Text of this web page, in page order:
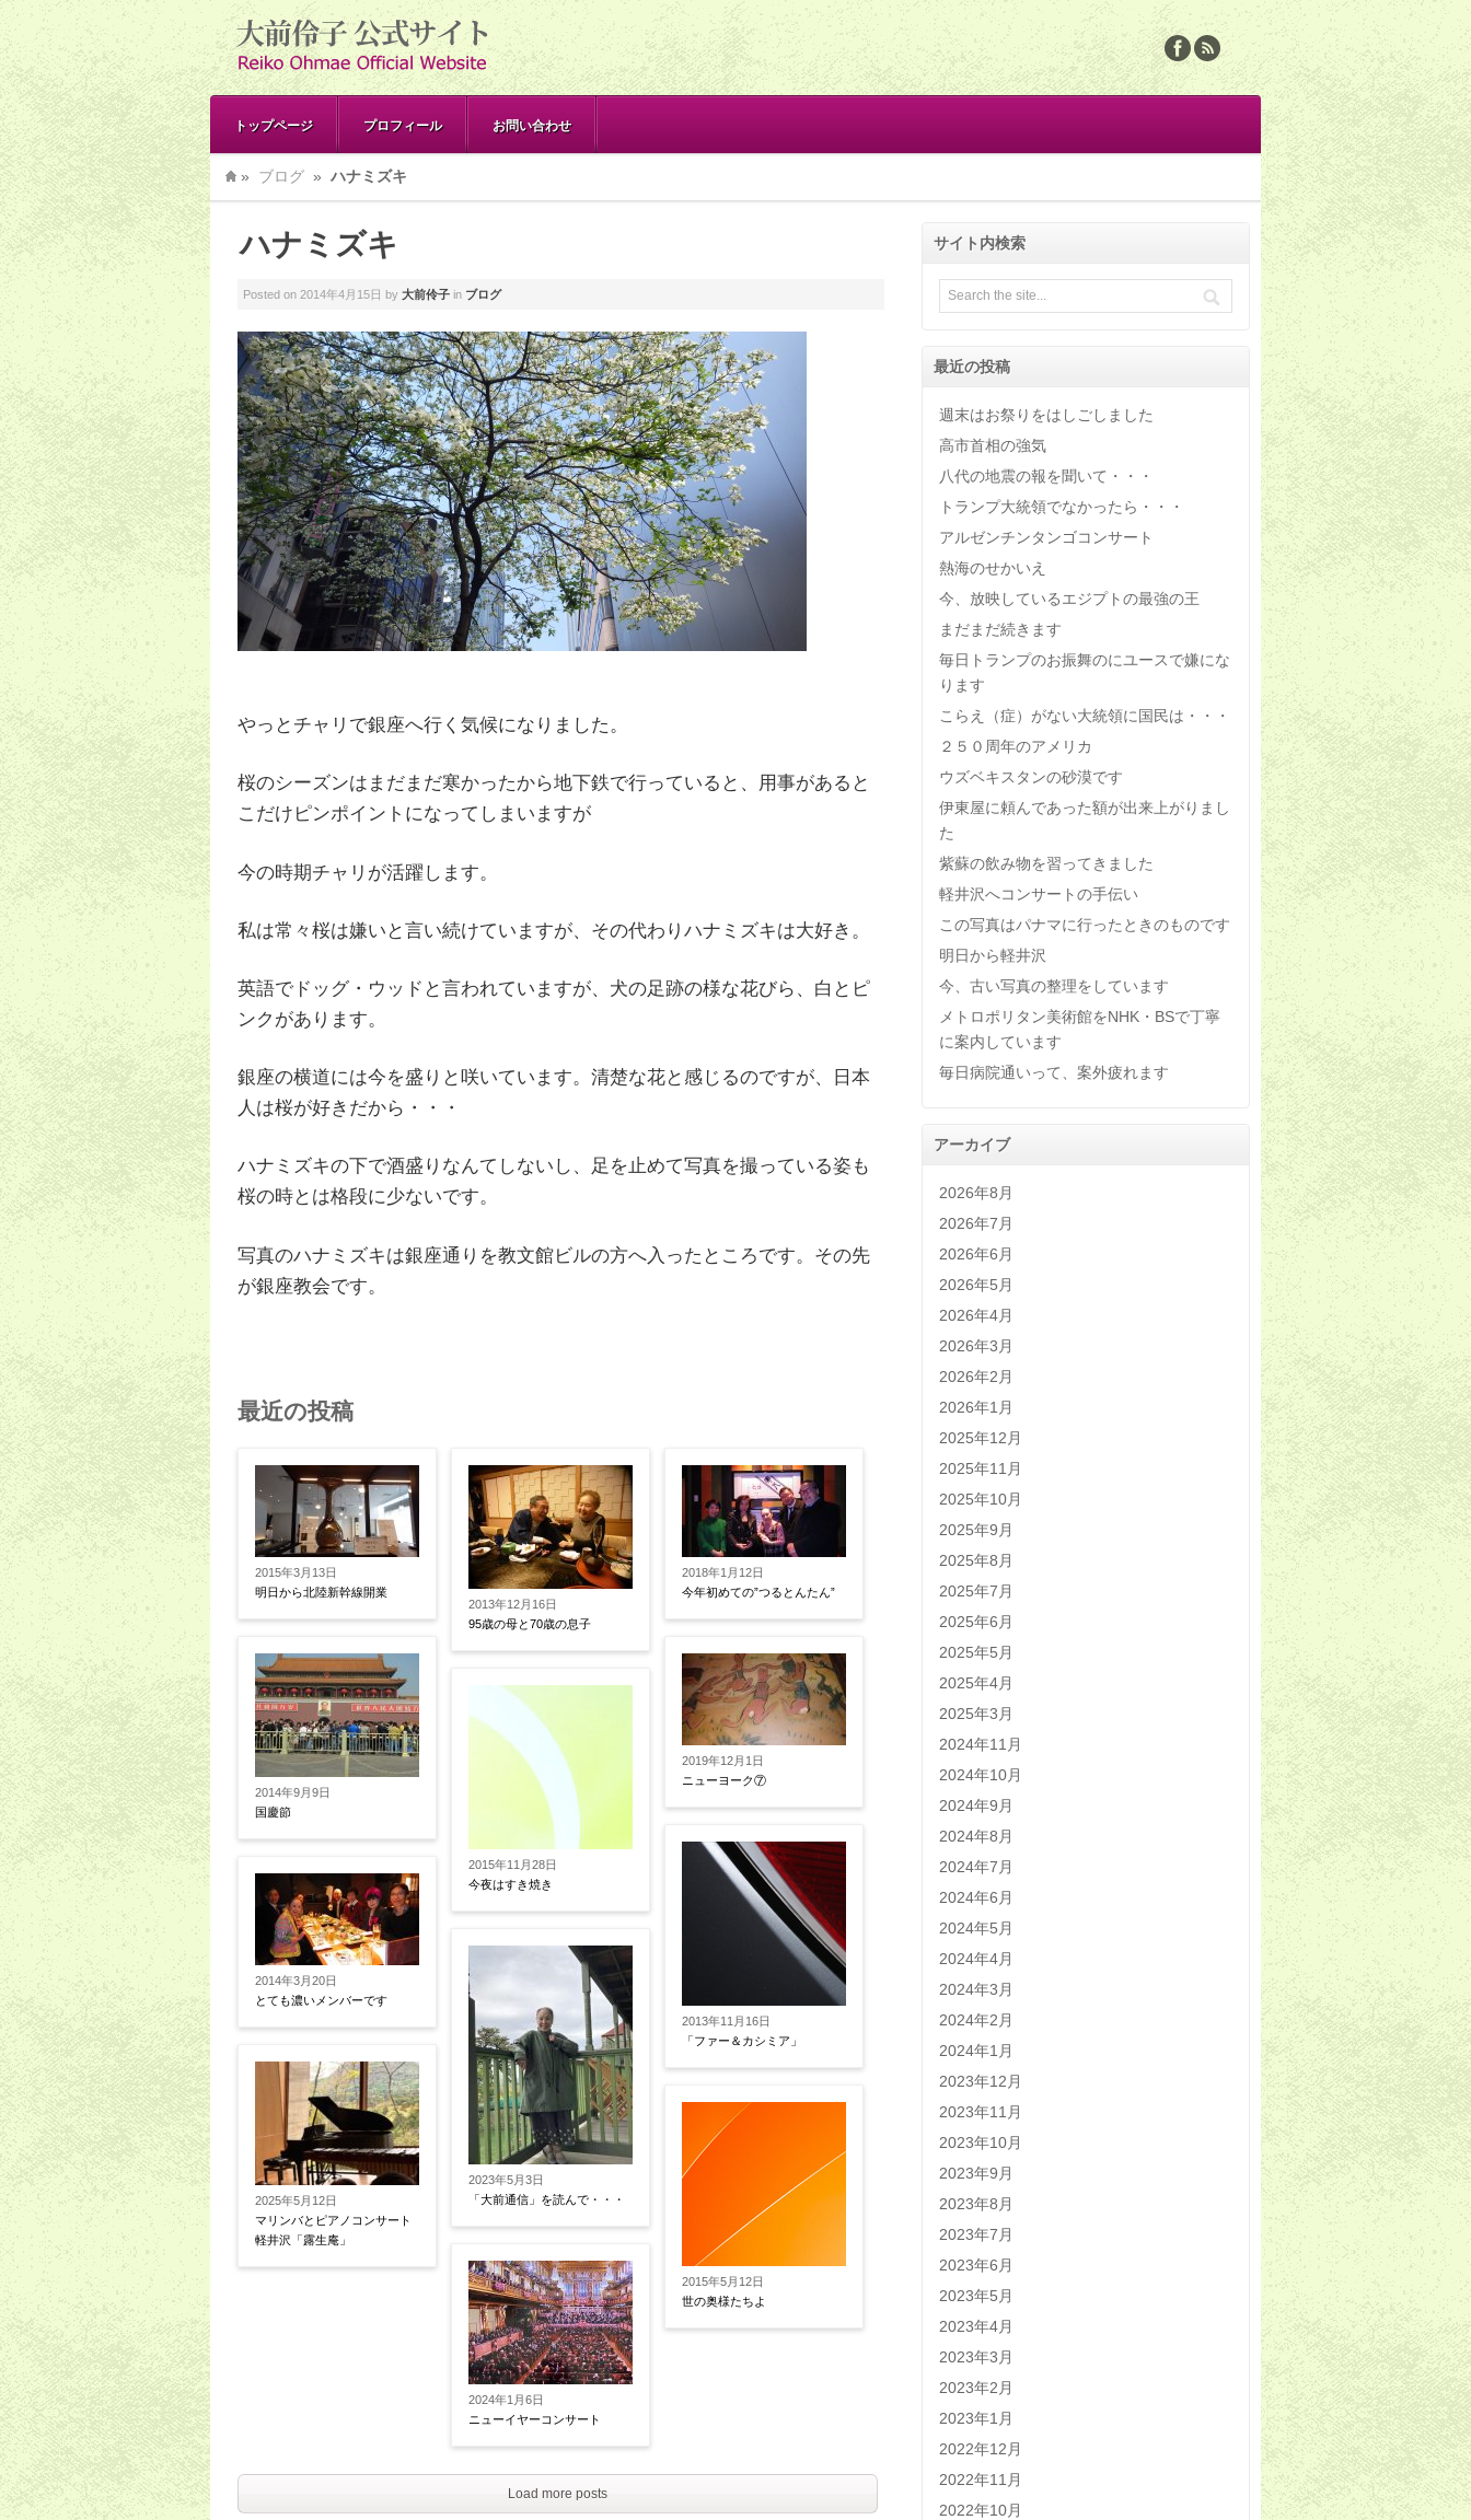
トップページ プロフィール お問い合わせ
» ブログ » ハナミズキ
ハナミズキ
Posted on 2014年4月15日 by 大前伶子 in ブログ
やっとチャリで銀座へ行く気候になりました。
桜のシーズンはまだまだ寒かったから地下鉄で行っていると、用事があると
こだけピンポイントになってしまいますが
今の時期チャリが活躍します。
私は常々桜は嫌いと言い続けていますが、その代わりハナミズキは大好き。
英語でドッグ・ウッドと言われていますが、犬の足跡の様な花びら、白とピ
ンクがあります。
銀座の横道には今を盛りと咲いています。清楚な花と感じるのですが、日本
人は桜が好きだから・・・
ハナミズキの下で酒盛りなんてしないし、足を止めて写真を撮っている姿も
桜の時とは格段に少ないです。
写真のハナミズキは銀座通りを教文館ビルの方へ入ったところです。その先
が銀座教会です。
最近の投稿
2015年3月13日
明日から北陸新幹線開業
2014年9月9日
国慶節
2014年3月20日
とても濃いメンバーです
2025年5月12日
マリンバとピアノコンサート
軽井沢「露生庵」
2013年12月16日
95歳の母と70歳の息子
2015年11月28日
今夜はすき焼き
2023年5月3日
「大前通信」を読んで・・・
2024年1月6日
ニューイヤーコンサート
2018年1月12日
今年初めての”つるとんたん”
2019年12月1日
ニューヨーク⑦
2013年11月16日
「ファー＆カシミア」
2015年5月12日
世の奥様たちよ
Load more posts
サイト内検索
最近の投稿
週末はお祭りをはしごしました
高市首相の強気
八代の地震の報を聞いて・・・
トランプ大統領でなかったら・・・
アルゼンチンタンゴコンサート
熱海のせかいえ
今、放映しているエジプトの最強の王
まだまだ続きます
毎日トランプのお振舞のにユースで嫌にな
ります
こらえ（症）がない大統領に国民は・・・
２５０周年のアメリカ
ウズベキスタンの砂漠です
伊東屋に頼んであった額が出来上がりまし
た
紫蘇の飲み物を習ってきました
軽井沢へコンサートの手伝い
この写真はパナマに行ったときのものです
明日から軽井沢
今、古い写真の整理をしています
メトロポリタン美術館をNHK・BSで丁寧
に案内しています
毎日病院通いって、案外疲れます
アーカイブ
2026年8月
2026年7月
2026年6月
2026年5月
2026年4月
2026年3月
2026年2月
2026年1月
2025年12月
2025年11月
2025年10月
2025年9月
2025年8月
2025年7月
2025年6月
2025年5月
2025年4月
2025年3月
2024年11月
2024年10月
2024年9月
2024年8月
2024年7月
2024年6月
2024年5月
2024年4月
2024年3月
2024年2月
2024年1月
2023年12月
2023年11月
2023年10月
2023年9月
2023年8月
2023年7月
2023年6月
2023年5月
2023年4月
2023年3月
2023年2月
2023年1月
2022年12月
2022年11月
2022年10月